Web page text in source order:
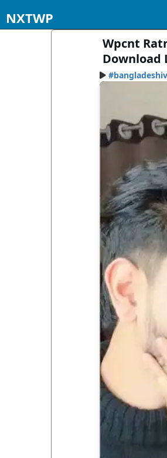
NXTWP
Wpcnt
Download